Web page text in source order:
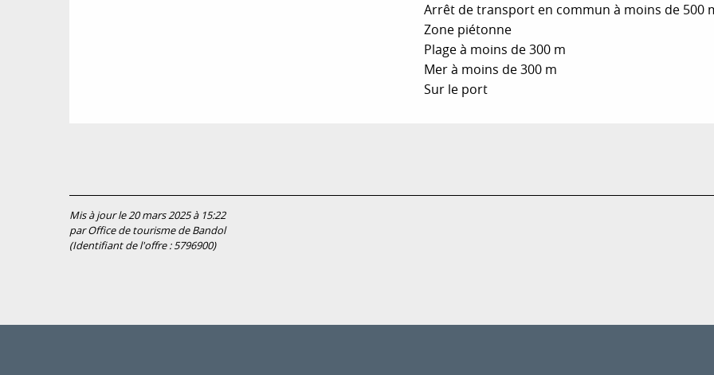
Arrêt de transport en commun à moins de 500
Zone piétonne
Plage à moins de 300 m
Mer à moins de 300 m
Sur le port
Mis à jour le 20 mars 2025 à 15:22
par Office de tourisme de Bandol
(Identifiant de l'offre :5796900)